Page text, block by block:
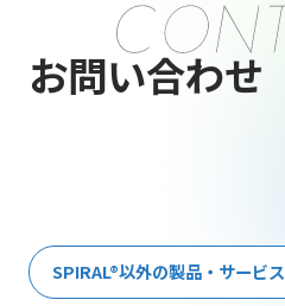
お問い合わせ
SPIRAL®以外の製品・サービス